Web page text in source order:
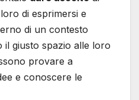
di esprimersi e
di un contesto
il giusto spazio alle loro
provare a
e conoscere le